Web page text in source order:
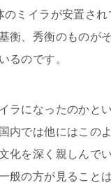
ミイラが安置さ
衡、秀衡のものが
るのです。
ラになったのかと
内では他にはこの
化を深く親しんで
般の方が見ること